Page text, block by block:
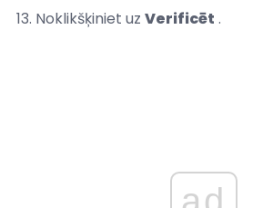
Noklikšķiniet uz Verificēt .